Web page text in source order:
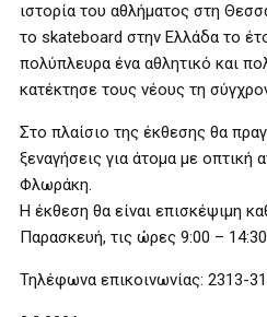
ιστορία του αθλήματος στη
το skateboard στην Ελλάδα το
πολύπλευρα ένα αθλητικό και
κατέκτησε τους νέους τη
Στο πλαίσιο της έκθεσης θα
ξεναγήσεις για άτομα με οπτική
Φλωράκη.
Η έκθεση θα είναι επισκέψιμη
Παρασκευή, τις ώρες 9:00 –
Τηλέφωνα επικοινωνίας: 2313-